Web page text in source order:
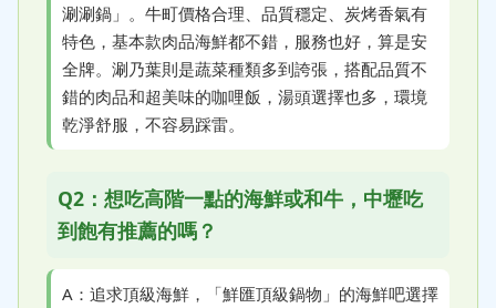
涮涮鍋」。牛町價格合理、品質穩定、炭烤香氣有
特色，基本款肉品海鮮都不錯，服務也好，算是安
全牌。涮乃葉則是蔬菜種類多到誇張，搭配品質不
錯的肉品和超美味的咖哩飯，湯頭選擇也多，環境
乾淨舒服，不容易踩雷。
Q2：想吃高階一點的海鮮或和牛，中壢吃
到飽有推薦的嗎？
A：追求頂級海鮮，「鮮匯頂級鍋物」的海鮮吧選擇